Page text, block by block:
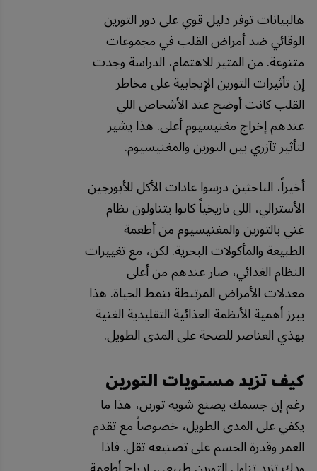
هالبيانات توفر دليل قوي على دور التورين
الوقائي ضد أمراض القلب في مجموعات
متنوعة. من المثير للاهتمام، الدراسة وجدت
إن تأثيرات التورين الإيجابية على مخاطر
القلب كانت أوضح عند الأشخاص اللي
عندهم إخراج مغنيسيوم أعلى. هذا يشير
لتأثير تآزري بين التورين والمغنيسيوم.
أخيراً، الباحثين درسوا عادات الأكل للأبورجين
الأسترالي، اللي تاريخياً كانوا يتناولون نظام
غني بالتورين والمغنيسيوم من أطعمة
الطبيعة والمأكولات البحرية. لكن، مع تغييرات
النظام الغذائي، صار عندهم من أعلى
معدلات الأمراض المرتبطة بنمط الحياة. هذا
يبرز أهمية الأنظمة الغذائية التقليدية الغنية
بهذي العناصر للصحة على المدى الطويل.
كيف تزيد مستويات التورين
رغم إن جسمك يصنع شوية تورين، هذا ما
يكفي على المدى الطويل، خصوصاً مع تقدم
العمر وقدرة الجسم على تصنيعه تقل. فاذا